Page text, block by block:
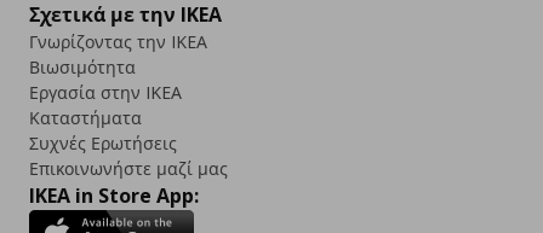
Σχετικά με την IKEA
Γνωρίζοντας την IKEA
Βιωσιμότητα
Εργασία στην IKEA
Καταστήματα
Συχνές Ερωτήσεις
Επικοινωνήστε μαζί μας
IKEA in Store App: